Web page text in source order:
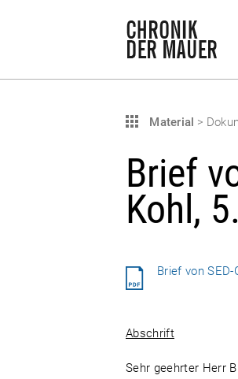
Material >
Brief
Kohl,
Brief von
Abschrift
Sehr geehrter Herr